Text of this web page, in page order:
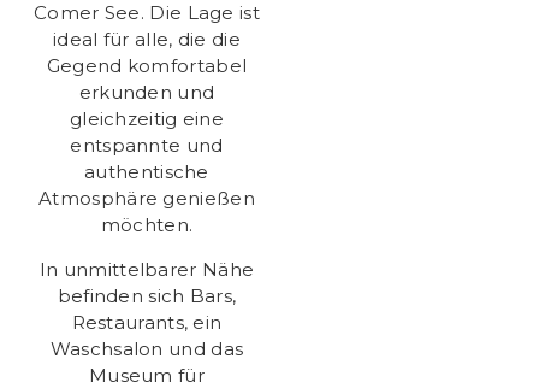
Comer See. Die Lage ist
ideal für alle, die die
Gegend komfortabel
erkunden und
gleichzeitig eine
entspannte und
authentische
Atmosphäre genießen
möchten.
In unmittelbarer Nähe
befinden sich Bars,
Restaurants, ein
Waschsalon und das
Museum für